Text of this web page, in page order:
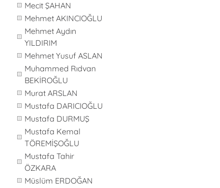
Mecit ŞAHAN
Mehmet AKINCIOĞLU
Mehmet Aydın
YILDIRIM
Mehmet Yusuf ASLAN
Muhammed Rıdvan
BEKİROĞLU
Murat ARSLAN
Mustafa DARICIOĞLU
Mustafa DURMUŞ
Mustafa Kemal
TÖREMİŞOĞLU
Mustafa Tahir
ÖZKARA
Müslüm ERDOĞAN